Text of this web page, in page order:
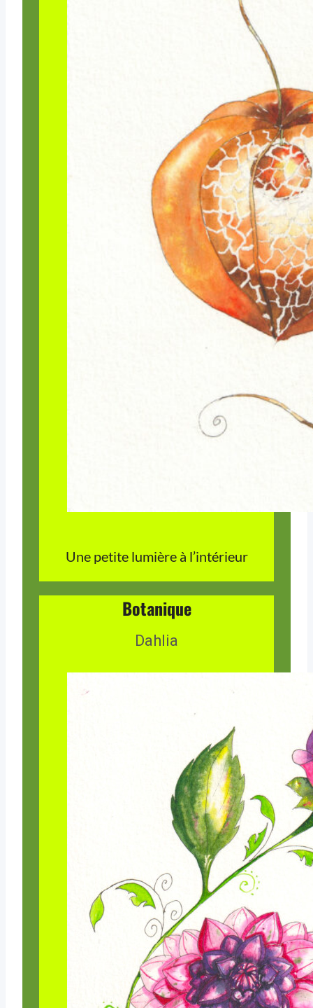
Une petite lumière à l’intérieur
Botanique
Dahlia